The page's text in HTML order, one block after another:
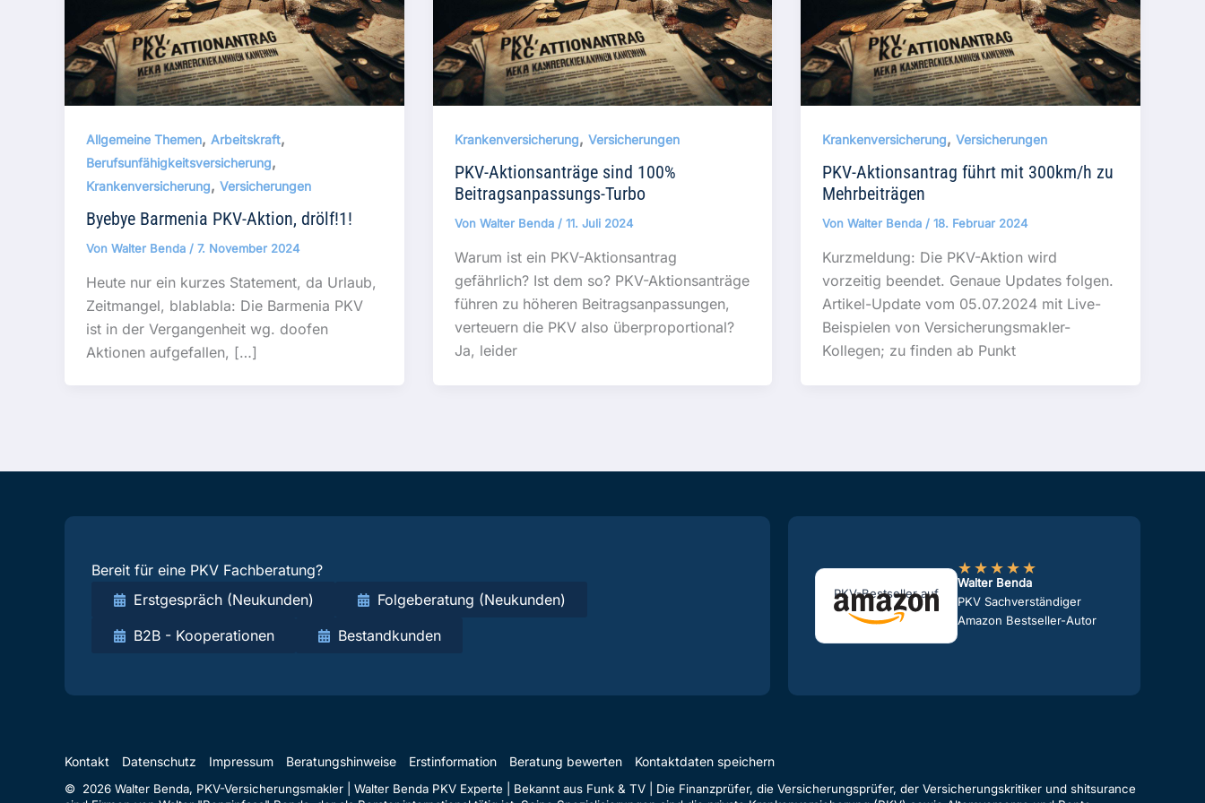
Allgemeine Themen, Arbeitskraft,
Berufsunfähigkeitsversicherung,
Krankenversicherung, Versicherungen
Byebye Barmenia PKV-Aktion, drölf!1!
Von Walter Benda / 7. November 2024
Heute nur ein kurzes Statement, da Urlaub,
Zeitmangel, blablabla: Die Barmenia PKV
ist in der Vergangenheit wg. doofen
Aktionen aufgefallen, […]
Krankenversicherung, Versicherungen
PKV-Aktionsanträge sind 100%
Beitragsanpassungs-Turbo
Von Walter Benda / 11. Juli 2024
Warum ist ein PKV-Aktionsantrag
gefährlich? Ist dem so? PKV-Aktionsanträge
führen zu höheren Beitragsanpassungen,
verteuern die PKV also überproportional?
Ja, leider
Krankenversicherung,Versicherungen
PKV-Aktionsantrag führt mit 300km/h zu
Mehrbeiträgen
VonWalter Benda/18. Februar 2024
Kurzmeldung: Die PKV-Aktion wird
vorzeitig beendet. Genaue Updates folgen.
Artikel-Update vom 05.07.2024 mit Live-
Beispielen von Versicherungsmakler-
Kollegen; zu finden ab Punkt
Bereit für eine PKV Fachberatung?
Erstgespräch (Neukunden)
Folgeberatung (Neukunden)
B2B - Kooperationen
Bestandkunden
PKV-Bestseller auf
★★★★★
Walter Benda
PKV Sachverständiger
Amazon Bestseller-Autor
Kontakt Datenschutz Impressum Beratungshinweise Erstinformation Beratung bewerten Kontaktdaten speichern
© 2026 Walter Benda, PKV-Versicherungsmakler | Walter Benda PKV Experte | Bekannt aus Funk & TV | Die Finanzprüfer, die Versicherungsprüfer, der Versicherungskritiker und shitsurance